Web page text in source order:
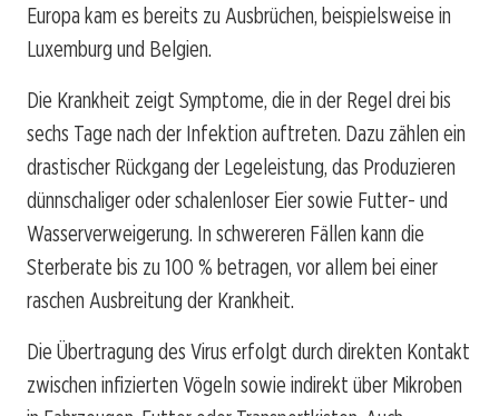
Europa kam es bereits zu Ausbrüchen, beispielsweise in
Luxemburg und Belgien.
Die Krankheit zeigt Symptome, die in der Regel drei bis
sechs Tage nach der Infektion auftreten. Dazu zählen ein
drastischer Rückgang der Legeleistung, das Produzieren
dünnschaliger oder schalenloser Eier sowie Futter- und
Wasserverweigerung. In schwereren Fällen kann die
Sterberate bis zu 100 % betragen, vor allem bei einer
raschen Ausbreitung der Krankheit.
Die Übertragung des Virus erfolgt durch direkten Kontakt
zwischen infizierten Vögeln sowie indirekt über Mikroben